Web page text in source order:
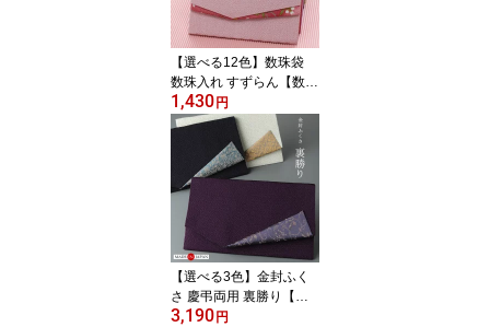
【選べる12色】数珠袋
数珠入れ すずらん【数珠
葬儀 葬式 お通夜 お墓参
り 収納 念珠袋 念珠入れ
数珠ケース 女性用 レデ
ィース 日本製 おしゃれ
可愛い マグネット 黒 紫
赤 茶 ピンク パープル ブ
ラック 人気 売れてま
す！ RM 111010031】
【ネコポス便220円の
み】
1,430 円
【選べる3色】金封ふく
さ 慶弔両用 裏勝り【袱
紗 数珠 通夜 葬儀 法事 結
3,190 円